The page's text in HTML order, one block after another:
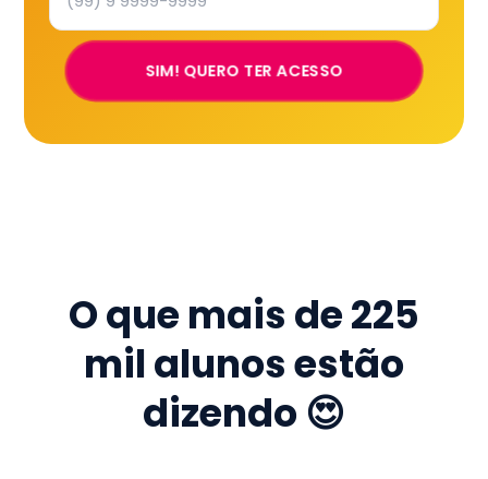
SIM! QUERO TER ACESSO
O que mais de225
mil alunos estão
dizendo 😍